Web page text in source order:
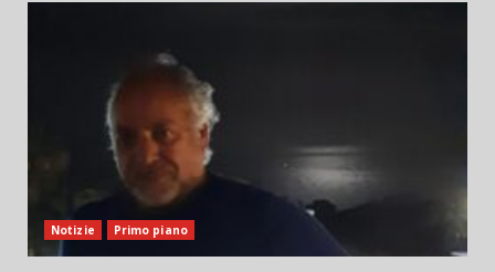
Notizie Primo piano